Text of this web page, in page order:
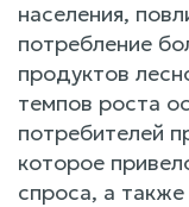
населения,
потребление
продуктов
темпов роста
потребителей
которое
спроса, а